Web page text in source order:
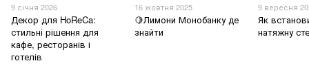
9 січня 2026
Декор для HoReCa:
стильні рішення для
кафе, ресторанів і
готелів
16 жовтня 2025
🍋Лимони Монобанку де
знайти
9 вересня
Як
натяжну